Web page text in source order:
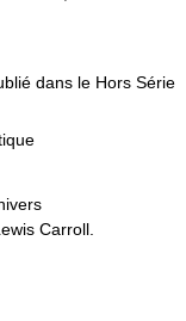
dans le Hors Série
Carroll.